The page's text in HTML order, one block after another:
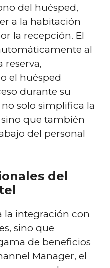
del huésped,
a la habitación
la recepción. El
al
reserva,
el huésped
durante su
no solo simplifica la
que también
del personal
del
la integración con
sino que
de beneficios
Manager, el